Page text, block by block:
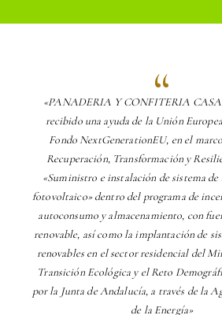
«PANADERIA Y CONFITERIA CASA
recibido una ayuda de la Unión
Fondo NextGenerationEU, en el
Recuperación, Transformación y
«Suministro e instalación de sistema
fotovoltaico» dentro del programa de
autoconsumo y almacenamiento, con
renovable, así como la implantación de
renovables en el sector residencial del
Transición Ecológica y el Reto
por la Junta de Andalucía, a través de la
de la Energía»